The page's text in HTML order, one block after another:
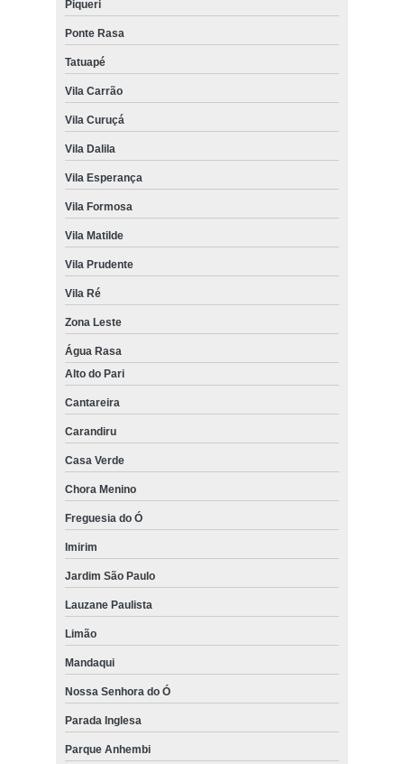
Piqueri
Ponte Rasa
Tatuapé
Vila Carrão
Vila Curuçá
Vila Dalila
Vila Esperança
Vila Formosa
Vila Matilde
Vila Prudente
Vila Ré
Zona Leste
Água Rasa
Alto do Pari
Cantareira
Carandiru
Casa Verde
Chora Menino
Freguesia do Ó
Imirim
Jardim São Paulo
Lauzane Paulista
Limão
Mandaqui
Nossa Senhora do Ó
Parada Inglesa
Parque Anhembi